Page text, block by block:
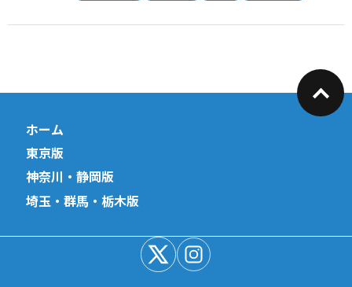
ホーム
東京版
神奈川・静岡版
埼玉・群馬・栃木版